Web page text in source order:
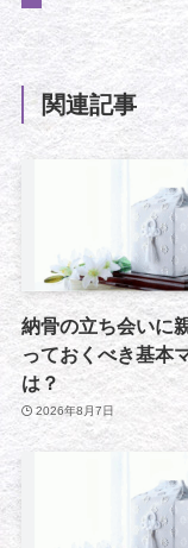
関連記事
納骨の立ち会いに
っておくべき基本
は？
2026年8月7日